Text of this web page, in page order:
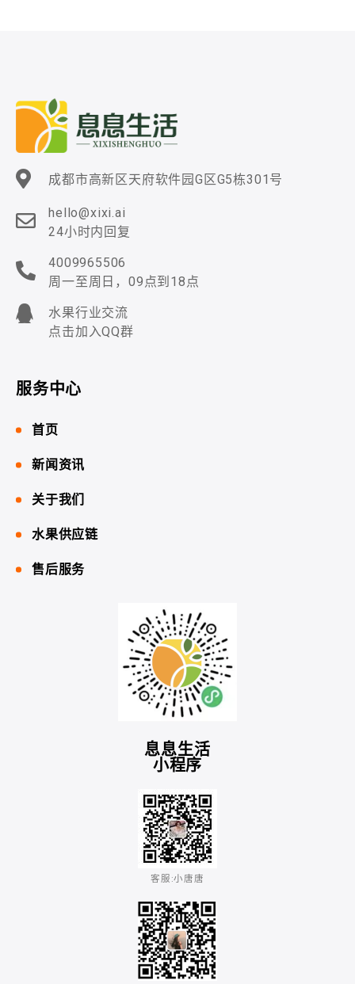
成都市高新区天府软件园G区G5栋301号
hello@xixi.ai
24小时内回复
4009965506
周一至周日，09点到18点
水果行业交流
点击加入QQ群
服务中心
首页
新闻资讯
关于我们
水果供应链
售后服务
息息生活
小程序
客服:小唐唐​